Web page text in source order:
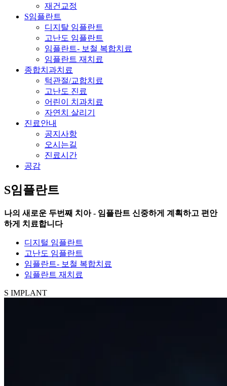
재건교정
S임플란트
디지탈 임플란트
고난도 임플란트
임플란트- 보철 복합치료
임플란트 재치료
종합치과치료
턱관절/교합치료
고난도 진료
어린이 치과치료
자연치 살리기
진료안내
공지사항
오시는길
진료시간
공감
S임플란트
나의 새로운 두번째 치아 - 임플란트 신중하게 계획하고 편안
하게 치료합니다
디지털 임플란트
고난도 임플란트
임플란트- 보철 복합치료
임플란트 재치료
S IMPLANT